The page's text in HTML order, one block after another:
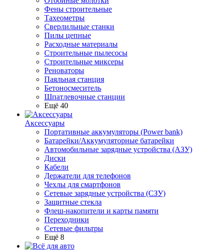
Фены строительные
Тахеометры
Сверлильные станки
Пилы цепные
Расходные материалы
Строительные пылесосы
Строительные миксеры
Реноваторы
Паяльная станция
Бетоносмеситель
Шпатлевочные станции
Ещё 40
Аксессуары
Портативные аккумуляторы (Power bank)
Батарейки/Аккумуляторные батарейки
Автомобильные зарядные устройства (АЗУ)
Диски
Кабели
Держатели для телефонов
Чехлы для смартфонов
Сетевые зарядные устройства (СЗУ)
Защитные стекла
Флеш-накопители и карты памяти
Переходники
Сетевые фильтры
Ещё 8